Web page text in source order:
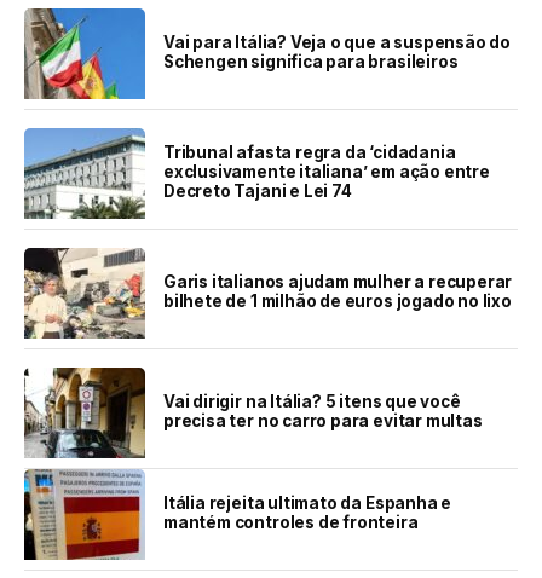
Vai para Itália? Veja o que a suspensão do
Schengen significa para brasileiros
Tribunal afasta regra da ‘cidadania
exclusivamente italiana’ em ação entre
Decreto Tajani e Lei 74
Garis italianos ajudam mulher a recuperar
bilhete de 1 milhão de euros jogado no lixo
Vai dirigir na Itália? 5 itens que você
precisa ter no carro para evitar multas
Itália rejeita ultimato da Espanha e
mantém controles de fronteira